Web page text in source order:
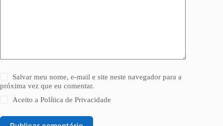
Salvar meu nome, e-mail e site neste navegador para a
próxima vez que eu comentar.
Aceito aPolítica de Privacidade